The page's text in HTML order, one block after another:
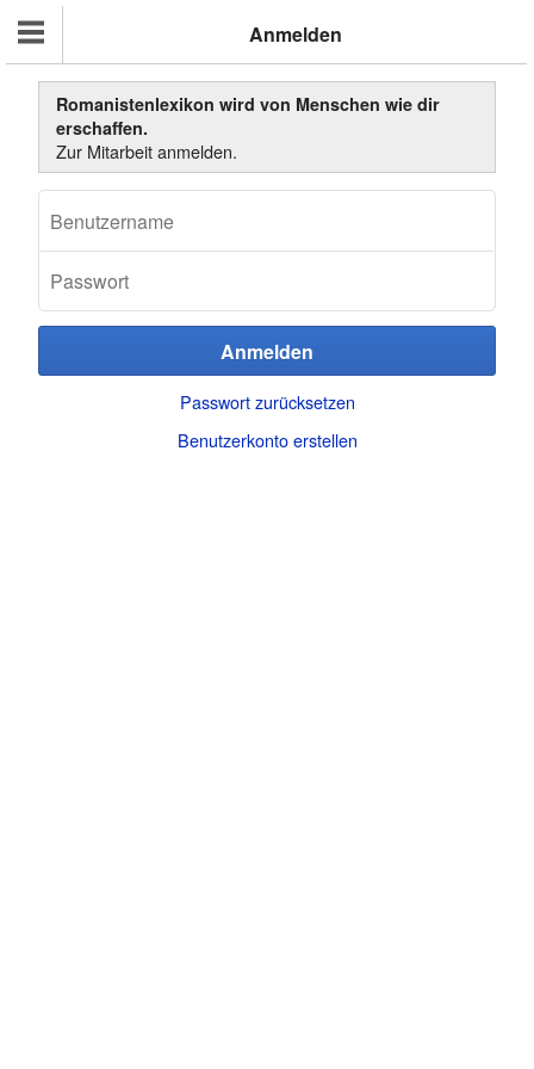
Anmelden
Romanistenlexikon wird von Menschen wie dir
erschaffen.
Zur Mitarbeit anmelden.
Passwort zurücksetzen
Benutzerkonto erstellen